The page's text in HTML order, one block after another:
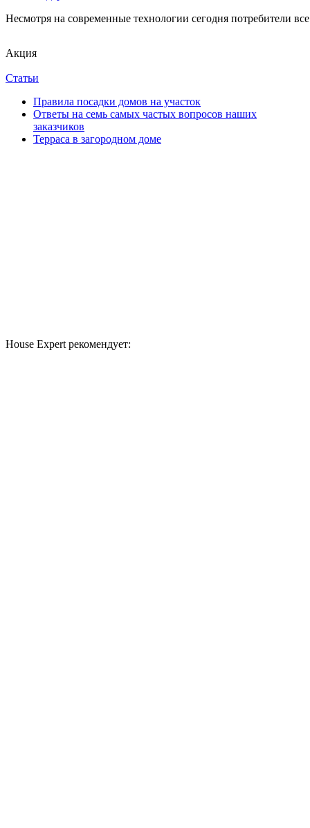
Несмотря на современные технологии сегодня потребители
Акция
Статьи
Правила посадки домов на участок
Ответы на семь самых частых вопросов наших
заказчиков
Терраса в загородном доме
House Expert рекомендует: